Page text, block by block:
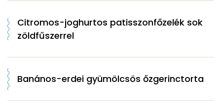
Citromos-joghurtos patisszonfőzelék sok
zöldfűszerrel
Banános-erdei gyümölcsös őzgerinctorta